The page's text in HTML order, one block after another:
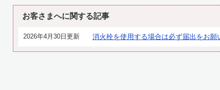
お客さまへに関する記事
2026年4月30日更新 消火栓を使用する場合は必ず届出をお願